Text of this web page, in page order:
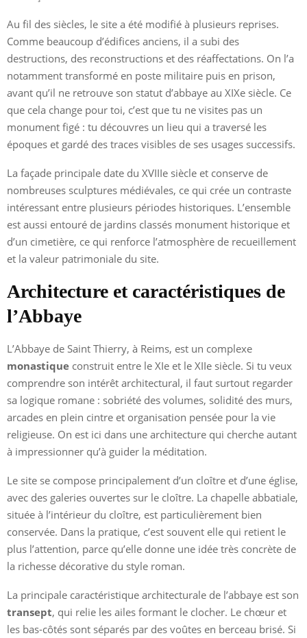
Au fil des siècles, le site a été modifié à plusieurs reprises.
Comme beaucoup d’édifices anciens, il a subi des
destructions, des reconstructions et des réaffectations. On l’a
notamment transformé en poste militaire puis en prison,
avant qu’il ne retrouve son statut d’abbaye au XIXe siècle. Ce
que cela change pour toi, c’est que tu ne visites pas un
monument figé : tu découvres un lieu qui a traversé les
époques et gardé des traces visibles de ses usages successifs.
La façade principale date du XVIIIe siècle et conserve de
nombreuses sculptures médiévales, ce qui crée un contraste
intéressant entre plusieurs périodes historiques. L’ensemble
est aussi entouré de jardins classés monument historique et
d’un cimetière, ce qui renforce l’atmosphère de recueillement
et la valeur patrimoniale du site.
Architecture et caractéristiques de
l’Abbaye
L’Abbaye de Saint Thierry, à Reims, est un complexe
monastique construit entre le XIe et le XIIe siècle. Si tu veux
comprendre son intérêt architectural, il faut surtout regarder
sa logique romane : sobriété des volumes, solidité des murs,
arcades en plein cintre et organisation pensée pour la vie
religieuse. On est ici dans une architecture qui cherche autant
à impressionner qu’à guider la méditation.
Le site se compose principalement d’un cloître et d’une église,
avec des galeries ouvertes sur le cloître. La chapelle abbatiale,
située à l’intérieur du cloître, est particulièrement bien
conservée. Dans la pratique, c’est souvent elle qui retient le
plus l’attention, parce qu’elle donne une idée très concrète de
la richesse décorative du style roman.
La principale caractéristique architecturale de l’abbaye est son
transept, qui relie les ailes formant le clocher. Le chœur et
les bas-côtés sont séparés par des voûtes en berceau brisé. Si